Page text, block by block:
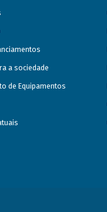
a sociedade
de Equipamentos